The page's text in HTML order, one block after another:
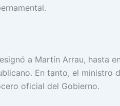
a Martín Arrau, hasta
En tanto, el ministro
oficial del Gobierno.